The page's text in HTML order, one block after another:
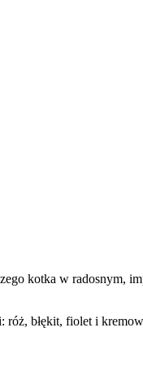
kotka w radosnym,
błękit, fiolet i